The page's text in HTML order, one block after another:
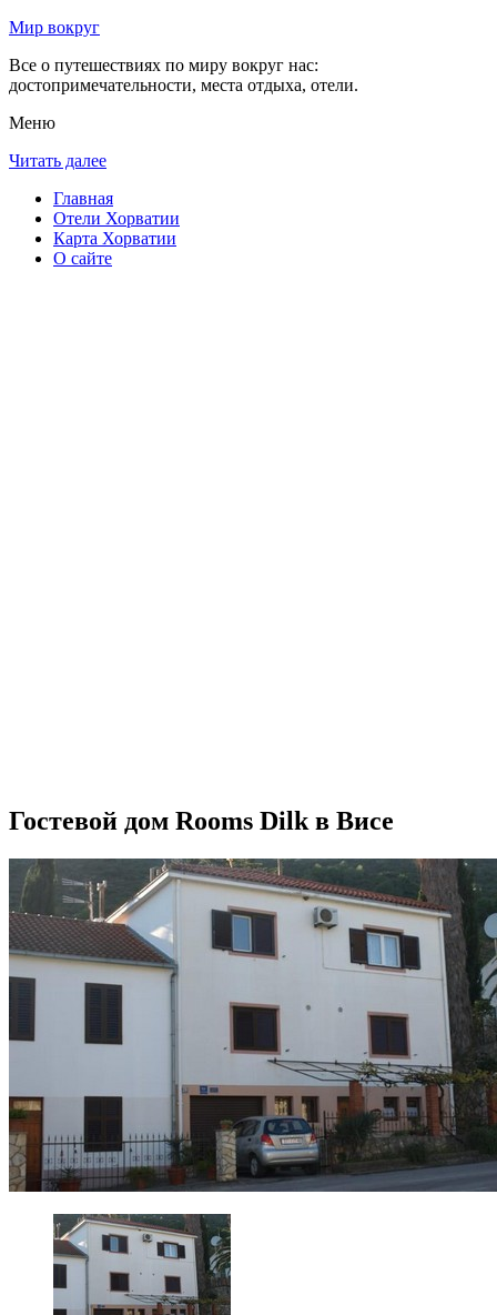
Мир вокруг
Все о путешествиях по миру вокруг нас:
достопримечательности, места отдыха, отели.
Меню
Читать далее
Главная
Отели Хорватии
Карта Хорватии
О сайте
Гостевой дом Rooms Dilk в Висе